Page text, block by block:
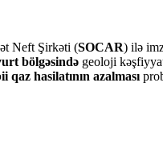
Neft Şirkəti (SOCAR) ilə
bölgəsində geoloji
qaz hasilatının azalması